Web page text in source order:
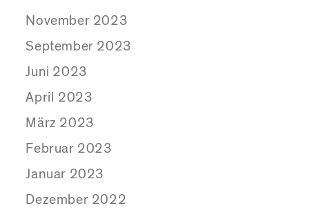
November 2023
September 2023
Juni 2023
April 2023
März 2023
Februar 2023
Januar 2023
Dezember 2022